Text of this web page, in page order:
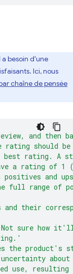
besoin d'une
Ici, nous
chaîne de pensée
and then
should be
rating. A
a rating of 1
and
full range of
their
sure how
the product's
use, resulting